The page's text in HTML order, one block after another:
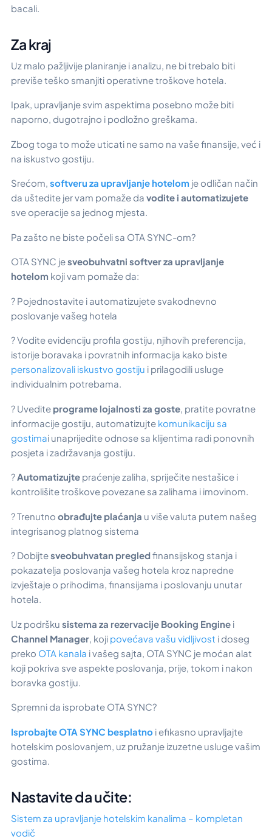
bacali.
Za kraj
Uz malo pažljivije planiranje i analizu, ne bi trebalo biti
previše teško smanjiti operativne troškove hotela.
Ipak, upravljanje svim aspektima posebno može biti
naporno, dugotrajno i podložno greškama.
Zbog toga to može uticati ne samo na vaše finansije, već i
na iskustvo gostiju.
Srećom, softveru za upravljanje hotelom je odličan način
da uštedite jer vam pomaže da vodite i automatizujete
sve operacije sa jednog mjesta.
Pa zašto ne biste počeli sa OTA SYNC-om?
OTA SYNC jesveobuhvatni softver za upravljanje
hotelom koji vam pomaže da:
? Pojednostavite i automatizujete svakodnevno
poslovanje vašeg hotela
? Vodite evidenciju profila gostiju, njihovih preferencija,
istorije boravaka i povratnih informacija kako biste
personalizovali iskustvo gostiju i prilagodili usluge
individualnim potrebama.
? Uvedite programe lojalnosti za goste , pratite povratne
informacije gostiju, automatizujte komunikaciju sa
gostimai unaprijedite odnose sa klijentima radi ponovnih
posjeta i zadržavanja gostiju.
?Automatizujte praćenje zaliha, spriječite nestašice i
kontrolišite troškove povezane sa zalihama i imovinom.
? Trenutno obrađujte plaćanja u više valuta putem našeg
integrisanog platnog sistema
? Dobijtesveobuhvatan pregledfinansijskog stanja i
pokazatelja poslovanja vašeg hotela kroz napredne
izvještaje o prihodima, finansijama i poslovanju unutar
hotela.
Uz podršku sistema za rezervacije Booking Engine i
Channel Manager , koji povećava vašu vidljivost i doseg
preko OTA kanala i vašeg sajta, OTA SYNC je moćan alat
koji pokriva sve aspekte poslovanja, prije, tokom i nakon
boravka gostiju.
Spremni da isprobate OTA SYNC?
Isprobajte OTA SYNC besplatno i efikasno upravljajte
hotelskim poslovanjem, uz pružanje izuzetne usluge vašim
gostima.
Nastavite da učite:
Sistem za upravljanje hotelskim kanalima – kompletan
vodič